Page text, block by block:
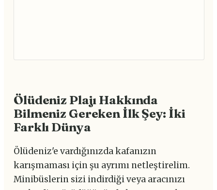
Ölüdeniz Plajı Hakkında
Bilmeniz Gereken İlk Şey: İki
Farklı Dünya
Ölüdeniz'e vardığınızda kafanızın
karışmaması için şu ayrımı netleştirelim.
Minibüslerin sizi indirdiği veya aracınızı